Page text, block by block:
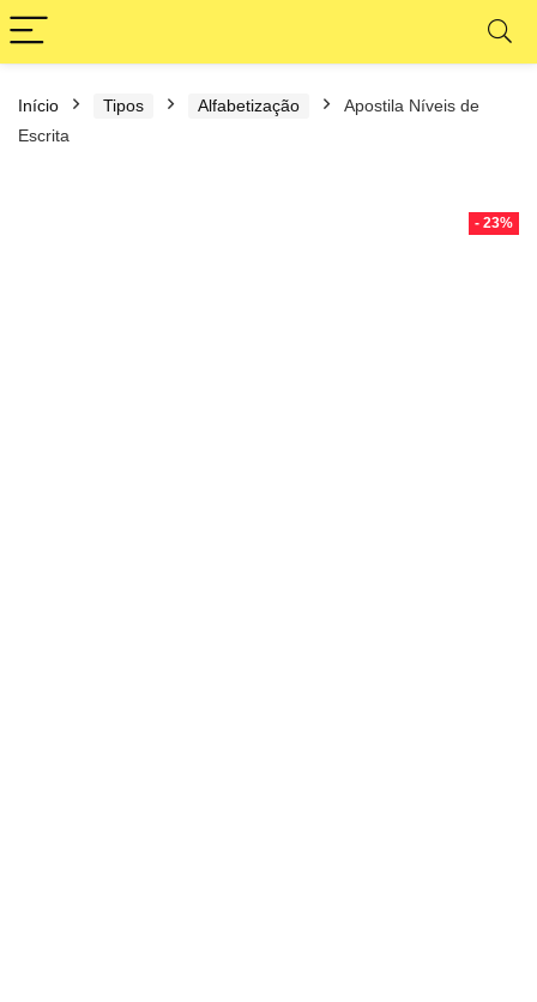
Início Tipos Alfabetização
Apostila Níveis de
Escrita
- 23%